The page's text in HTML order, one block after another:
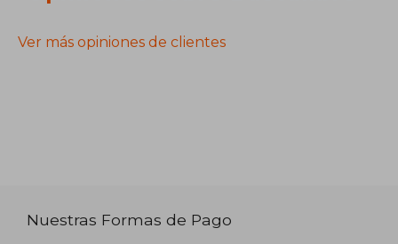
Ver más opiniones de clientes
Nuestras Formas de Pago